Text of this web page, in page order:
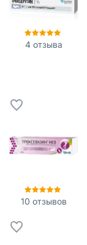
4отзыва
10 отзывов